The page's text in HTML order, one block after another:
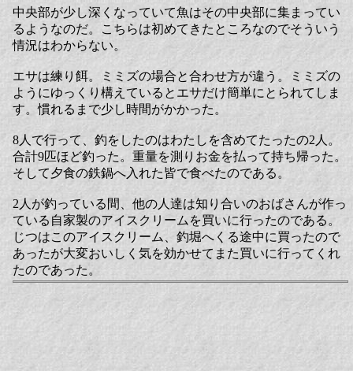
中央部が少し深くなっていて魚はその中央部に集まってい
るようなのだ。こちらは初めてきたところなのでそういう
情況はわからない。
エサは練り餌。ミミズの場合と合わせ方が違う。ミミズの
ようにゆっくり構えているとエサだけ簡単にとられてしま
す。慣れるまで少し時間がかかった。
8人で行って、釣をしたのはわたしを含めてたったの2人。
合計9匹ほど釣った。重量を測りお金を払って持ち帰った。
そして夕食の鉄鍋へ入れた皆で食べたのである。
2人が釣っている間、他の人達は知り合いのおばさんが作っ
ている自家製のアイスクリームを買いに行ったのである。
じつはこのアイスクリーム、釣堀へくる途中に買ったので
あったが大変おいしく気を効かせてまた買いに行ってくれ
たのであった。